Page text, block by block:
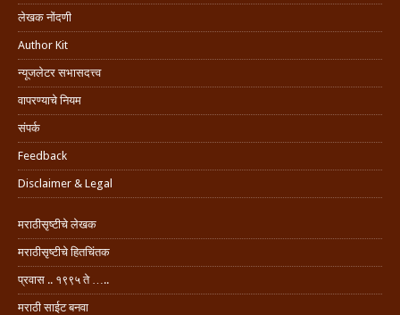
लेखक नोंदणी
Author Kit
न्यूजलेटर सभासदत्त्व
वापरण्याचे नियम
संपर्क
Feedback
Disclaimer & Legal
मराठीसृष्टीचे लेखक
मराठीसृष्टीचे हितचिंतक
प्रवास .. १९९५ ते …..
मराठी साईट बनवा